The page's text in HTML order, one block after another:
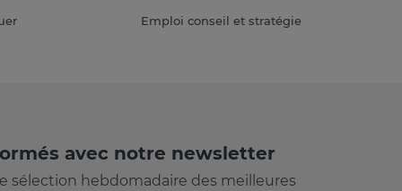
Emploi conseil et stratégie
avec notre newsletter
sélection hebdomadaire des meilleures